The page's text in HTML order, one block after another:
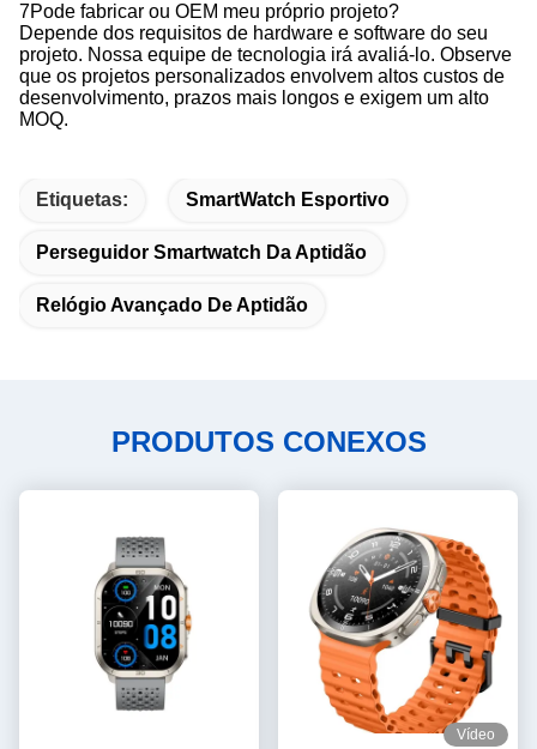
7Pode fabricar ou OEM meu próprio projeto?
Depende dos requisitos de hardware e software do seu
projeto. Nossa equipe de tecnologia irá avaliá-lo. Observe
que os projetos personalizados envolvem altos custos de
desenvolvimento, prazos mais longos e exigem um alto
MOQ.
Etiquetas: SmartWatch Esportivo
Perseguidor Smartwatch Da Aptidão
Relógio Avançado De Aptidão
PRODUTOS CONEXOS
Vídeo